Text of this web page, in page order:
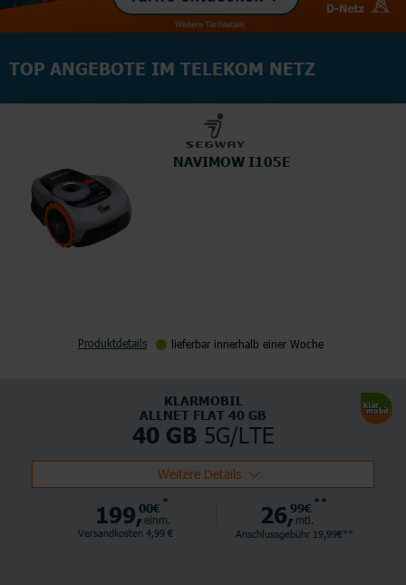
TOP ANGEBOTE IM TELEKOM NETZ
NAVIMOW I105E
Produktdetails lieferbar innerhalb einer Woche
KLARMOBIL
ALLNET FLAT 40 GB
40 GB 5G/LTE
Weitere Details
199,00€ *
einm.
Versandkosten 4,99 €
26,99€ **
mtl.
Anschlussgebühr 19,99€**